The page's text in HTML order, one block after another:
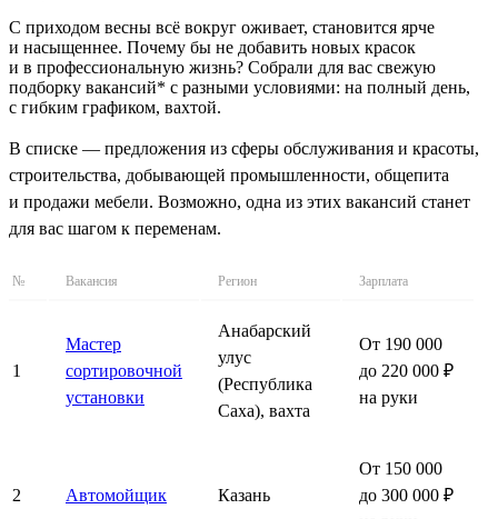
С приходом весны всё вокруг оживает, становится ярче
и насыщеннее. Почему бы не добавить новых красок
и в профессиональную жизнь? Собрали для вас свежую
подборку вакансий* с разными условиями: на полный день,
с гибким графиком, вахтой.
В списке — предложения из сферы обслуживания и красоты,
строительства, добывающей промышленности, общепита
и продажи мебели. Возможно, одна из этих вакансий станет
для вас шагом к переменам.
№ Вакансия Регион Зарплата
1
Мастер
сортировочной
установки
Анабарский
улус
(Республика
Саха), вахта
От 190 000
до 220 000 ₽
на руки
2 Автомойщик Казань
От 150 000
до 300 000 ₽